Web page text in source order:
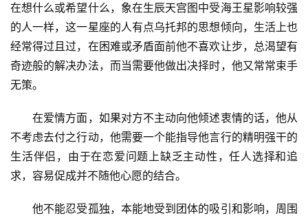
在想什么或希望什么，象在生辰天宫图中受海王星影响较强
的人一样，这一星座的人有点乌托邦的思想倾向，生活上也
经常得过且过，在困难或矛盾面前他不喜欢让步，总渴望有
奇迹般的解决办法，而当需要他做出决择时，他又常常束手
无策。
在爱情方面，如果对方不主动向他倾述衷情的话，他从
不考虑去付之行动，他需要一个能指导他言行的精明强干的
生活伴侣，由于在恋爱问题上缺乏主动性，任人选择和追
求，容易促成并不随他心愿的结合。
他不能忍受孤独，本能地受到团体的吸引和影响，周围